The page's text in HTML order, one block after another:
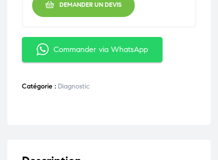
DEMANDER UN DEVIS
Commander via WhatsApp
Catégorie : Diagnostic